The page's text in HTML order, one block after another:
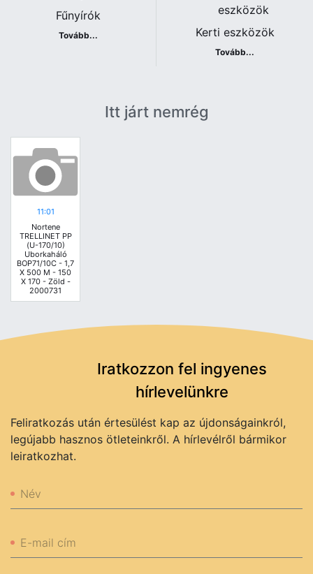
Fűnyírók
Tovább... Kerti eszközök
Tovább...
Itt járt nemrég
11:01
Nortene
TRELLINET PP
(U-170/10)
Uborkaháló
BOP71/10C - 1,7
X 500 M - 150
X 170 - Zöld -
2000731
Iratkozzon fel ingyenes
hírlevelünkre
Feliratkozás után értesülést kap az újdonságainkról,
legújabb hasznos ötleteinkről. A hírlevélről bármikor
leiratkozhat.
Név
E-mail cím